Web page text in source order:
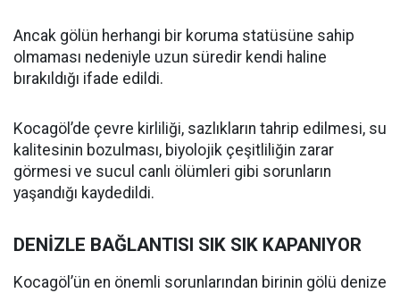
Ancak gölün herhangi bir koruma statüsüne sahip
olmaması nedeniyle uzun süredir kendi haline
bırakıldığı ifade edildi.
Kocagöl’de çevre kirliliği, sazlıkların tahrip edilmesi, su
kalitesinin bozulması, biyolojik çeşitliliğin zarar
görmesi ve sucul canlı ölümleri gibi sorunların
yaşandığı kaydedildi.
DENİZLE BAĞLANTISI SIK SIK KAPANIYOR
Kocagöl’ün en önemli sorunlarından birinin gölü denize